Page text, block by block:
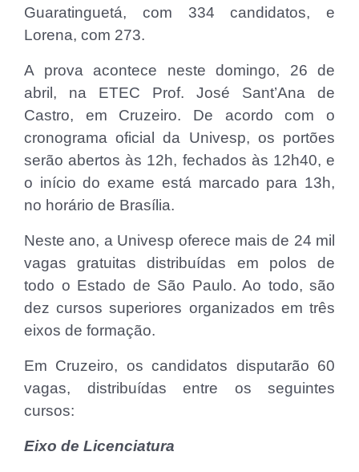
Guaratinguetá, com 334 candidatos, e
Lorena, com 273.
A prova acontece neste domingo, 26 de
abril, na ETEC Prof. José Sant’Ana de
Castro, em Cruzeiro. De acordo com o
cronograma oficial da Univesp, os portões
serão abertos às 12h, fechados às 12h40, e
o início do exame está marcado para 13h,
no horário de Brasília.
Neste ano, a Univesp oferece mais de 24 mil
vagas gratuitas distribuídas em polos de
todo o Estado de São Paulo. Ao todo, são
dez cursos superiores organizados em três
eixos de formação.
Em Cruzeiro, os candidatos disputarão 60
vagas, distribuídas entre os seguintes
cursos:
Eixo de Licenciatura